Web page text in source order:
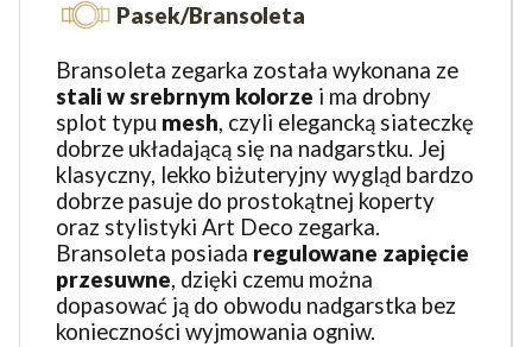
Pasek/Bransoleta
Bransoleta zegarka została wykonana ze
stali w srebrnym kolorze i ma drobny
splot typu mesh, czyli elegancką siateczkę
dobrze układającą się na nadgarstku. Jej
klasyczny, lekko biżuteryjny wygląd bardzo
dobrze pasuje do prostokątnej koperty
oraz stylistyki Art Deco zegarka.
Bransoleta posiada regulowane zapięcie
przesuwne, dzięki czemu można
dopasować ją do obwodu nadgarstka bez
konieczności wyjmowania ogniw.